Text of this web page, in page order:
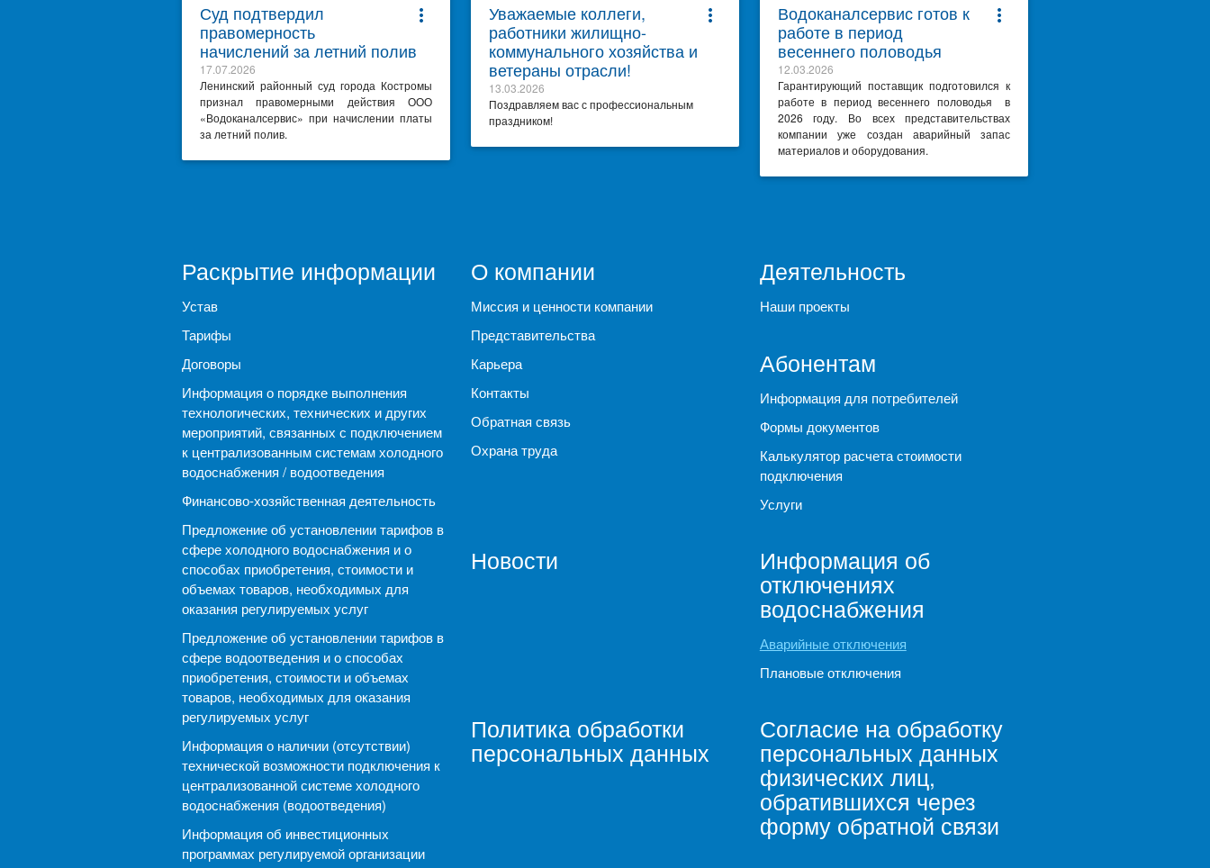
more_vert
Суд подтвердил
правомерность
начислений за летний полив
17.07.2026
Ленинский районный суд города Костромы
признал правомерными действия ООО
«Водоканалсервис» при начислении платы
за летний полив.
more_vert
Уважаемые коллеги,
работники жилищно-
коммунального хозяйства и
ветераны отрасли!
13.03.2026
Поздравляем вас с профессиональным
праздником!
more_vert
Водоканалсервис готов к
работе в период
весеннего половодья
12.03.2026
Гарантирующий поставщик подготовился к
работе в период весеннего половодья в
2026 году. Во всех представительствах
компании уже создан аварийный запас
материалов и оборудования.
Раскрытие информации
Устав
Тарифы
Договоры
Информация о порядке выполнения
технологических, технических и других
мероприятий, связанных с подключением
к централизованным системам холодного
водоснабжения / водоотведения
Финансово-хозяйственная деятельность
Предложение об установлении тарифов в
сфере холодного водоснабжения и о
способах приобретения, стоимости и
объемах товаров, необходимых для
оказания регулируемых услуг
Предложение об установлении тарифов в
сфере водоотведения и о способах
приобретения, стоимости и объемах
товаров, необходимых для оказания
регулируемых услуг
Информация о наличии (отсутствии)
технической возможности подключения к
централизованной системе холодного
водоснабжения (водоотведения)
Информация об инвестиционных
программах регулируемой организации
О компании
Миссия и ценности компании
Представительства
Карьера
Контакты
Обратная связь
Охрана труда
Деятельность
Наши проекты
Абонентам
Информация для потребителей
Формы документов
Калькулятор расчета стоимости
подключения
Услуги
Новости Информация об
отключениях
водоснабжения
Аварийные отключения
Плановые отключения
Политика обработки
персональных данных
Согласие на обработку
персональных данных
физических лиц,
обратившихся через
форму обратной связи